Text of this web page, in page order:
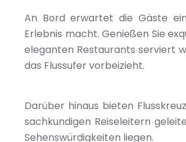
An Bord erwartet die Gäste
Erlebnis macht. Genießen Sie
eleganten Restaurants serviert
das Flussufer vorbeizieht.
Darüber hinaus bieten
sachkundigen Reiseleitern
Sehenswürdigkeiten liegen.